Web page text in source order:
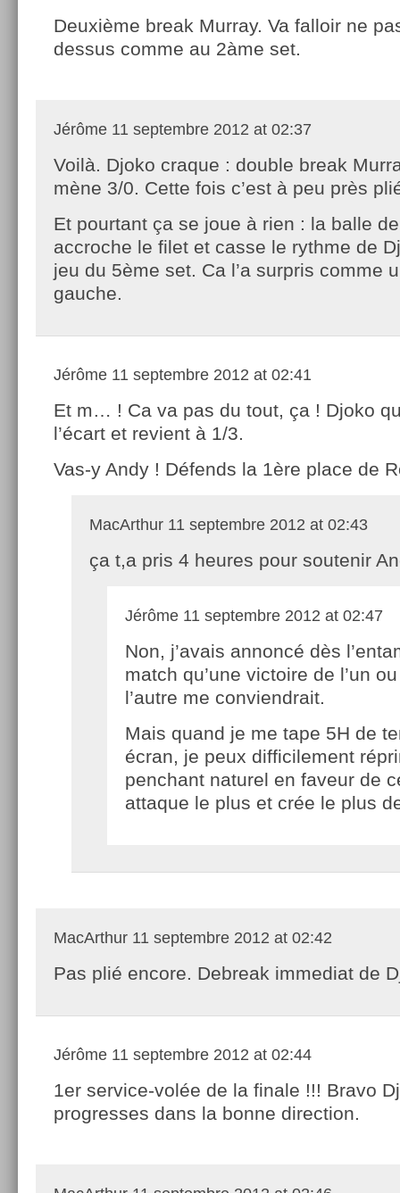
Deuxième break Murray. Va falloir ne
dessus comme au 2àme set.
Jérôme 11 septembre 2012 at 02:37
Voilà. Djoko craque : double break
mène 3/0. Cette fois c’est à peu près
Et pourtant ça se joue à rien : la balle
accroche le filet et casse le rythme de
jeu du 5ème set. Ca l’a surpris comme
gauche.
Jérôme 11 septembre 2012 at 02:41
Et m… ! Ca va pas du tout, ça ! Djoko
l’écart et revient à 1/3.
Vas-y Andy ! Défends la 1ère place de
MacArthur 11 septembre 2012 at 02:43
ça t,a pris 4 heures pour soutenir
Jérôme 11 septembre 2012 at 02:47
Non, j’avais annoncé dès
match qu’une victoire de l’un
l’autre me conviendrait.
Mais quand je me tape 5H de
écran, je peux difficilement
penchant naturel en faveur de
attaque le plus et crée le plus
MacArthur 11 septembre 2012 at 02:42
Pas plié encore. Debreak immediat de
Jérôme 11 septembre 2012 at 02:44
1er service-volée de la finale !!! Bravo
progresses dans la bonne direction.